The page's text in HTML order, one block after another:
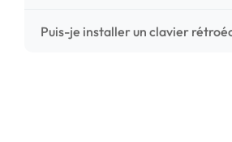
C'est une réparation accessible
Puis-je installer un clavier